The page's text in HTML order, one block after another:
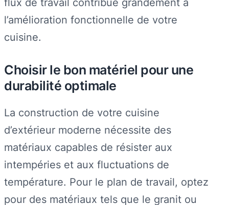
l’amélioration fonctionnelle de votre
cuisine.
Choisir le bon matériel pour une
durabilité optimale
La construction de votre cuisine
d’extérieur moderne nécessite des
matériaux capables de résister aux
intempéries et aux fluctuations de
température. Pour le plan de travail, optez
pour des matériaux tels que le granit ou